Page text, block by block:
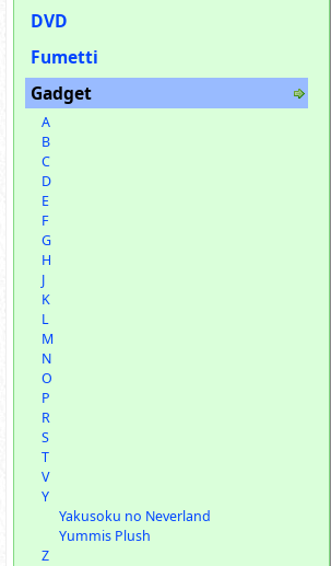
DVD
Fumetti
Gadget
A
B
C
D
E
F
G
H
J
K
L
M
N
O
P
R
S
T
V
Y
Yakusoku no Neverland
Yummis Plush
Z